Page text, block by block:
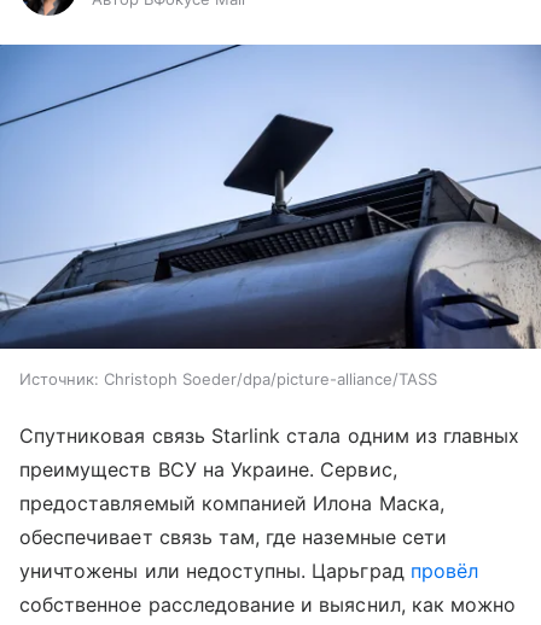
Источник: Christoph Soeder/dpa/picture-alliance/TASS
Спутниковая связь Starlink стала одним из главных
преимуществ ВСУ на Украине. Сервис,
предоставляемый компанией Илона Маска,
обеспечивает связь там, где наземные сети
уничтожены или недоступны. Царьград провёл
собственное расследование и выяснил, как можно